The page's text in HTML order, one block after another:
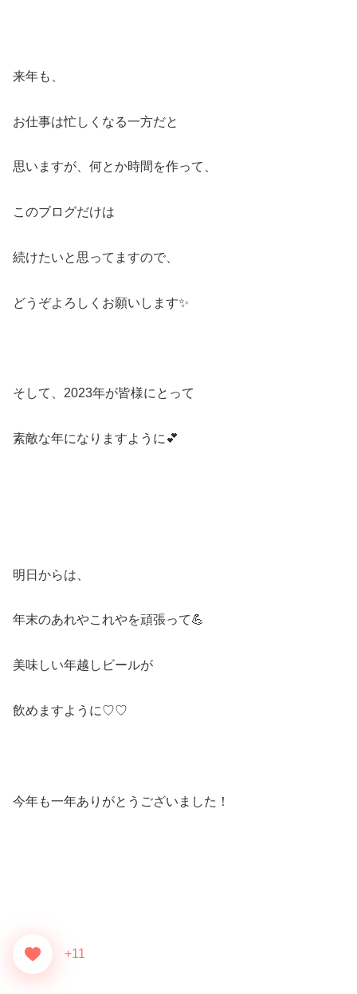
来年も、
お仕事は忙しくなる一方だと
思いますが、何とか時間を作って、
このブログだけは
続けたいと思ってますので、
どうぞよろしくお願いします✨
そして、2023年が皆様にとって
素敵な年になりますように💕
明日からは、
年末のあれやこれやを頑張って💪
美味しい年越しビールが
飲めますように♡♡
今年も一年ありがとうございました！
+11